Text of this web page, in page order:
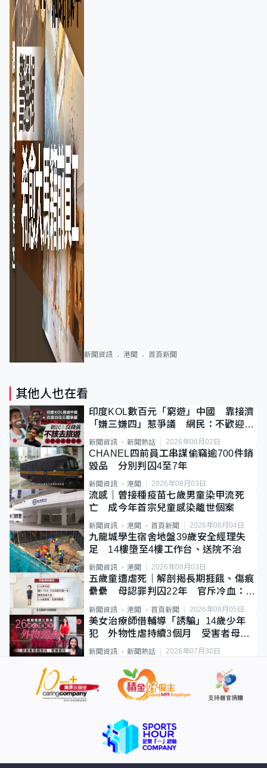
新聞資訊 港聞 首頁新聞
其他人也在看
印度KOL數百元「窮遊」中國 靠接濟
「嫌三嫌四」惹爭議 網民：不歡迎劣
質旅客
新聞資訊 新聞熱話 2026年08月02日
CHANEL四前員工串謀偷竊逾700件銷
毀品 分別判囚4至7年
新聞資訊 港聞 2026年08月03日
流感｜曾接種疫苗七歲男童染甲流死
亡 成今年首宗兒童感染離世個案
新聞資訊 港聞 首頁新聞 2026年08月04日
九龍城學生宿舍地盤39歲安全經理失
足 14樓墮至4樓工作台、送院不治
新聞資訊 港聞 2026年08月03日
五歲童遭虐死｜解剖揭長期捱餓、傷痕
纍纍 母認罪判囚22年 官斥冷血：同
類案最惡劣
新聞資訊 港聞 首頁新聞 2026年08月05日
美女治療師借輔導「誘騙」14歲少年
犯 外物性虐持續3個月 受害者母：
要保護其他人
新聞資訊 新聞熱話 2026年07月30日